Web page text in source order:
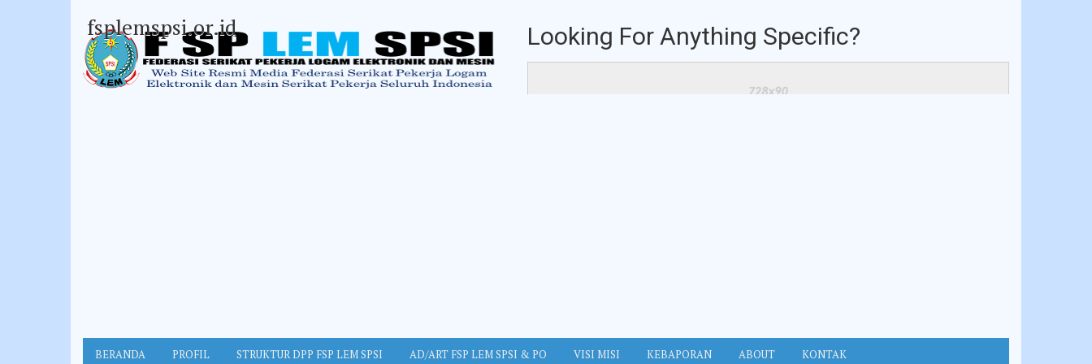
fsplemspsi.or.id Looking For Anything Specific?
BERANDA PROFIL STRUKTUR DPP FSP LEM SPSI AD/ART FSP LEM SPSI & PO VISI MISI KEBAPORAN ABOUT KONTAK